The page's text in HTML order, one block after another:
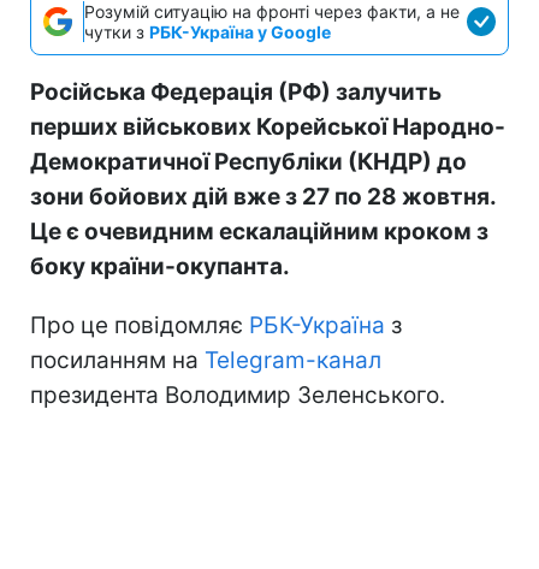
Розумій ситуацію на фронті через факти, а не
чутки з РБК-Україна у Google
Російська Федерація (РФ) залучить
перших військових Корейської Народно-
Демократичної Республіки (КНДР) до
зони бойових дій вже з 27 по 28 жовтня.
Це є очевидним ескалаційним кроком з
боку країни-окупанта.
Про це повідомляє РБК-Україна з
посиланням на Telegram-канал
президента Володимир Зеленського.